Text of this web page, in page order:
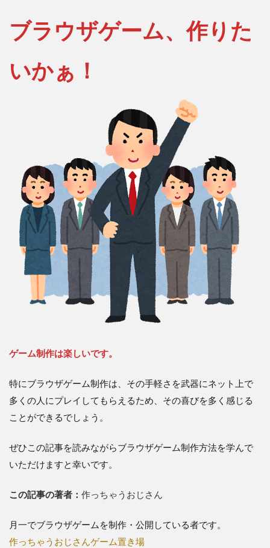
ブラウザゲーム、作りた
いかぁ！
ゲーム制作は楽しいです。
特にブラウザゲーム制作は、その手軽さを武器にネット上で
多くの人にプレイしてもらえるため、その喜びを多く感じる
ことができるでしょう。
ぜひこの記事を読みながらブラウザゲーム制作方法を学んで
いただけますと幸いです。
この記事の著者： 作っちゃうおじさん
月一でブラウザゲームを制作・公開している者です。
作っちゃうおじさんゲーム置き場